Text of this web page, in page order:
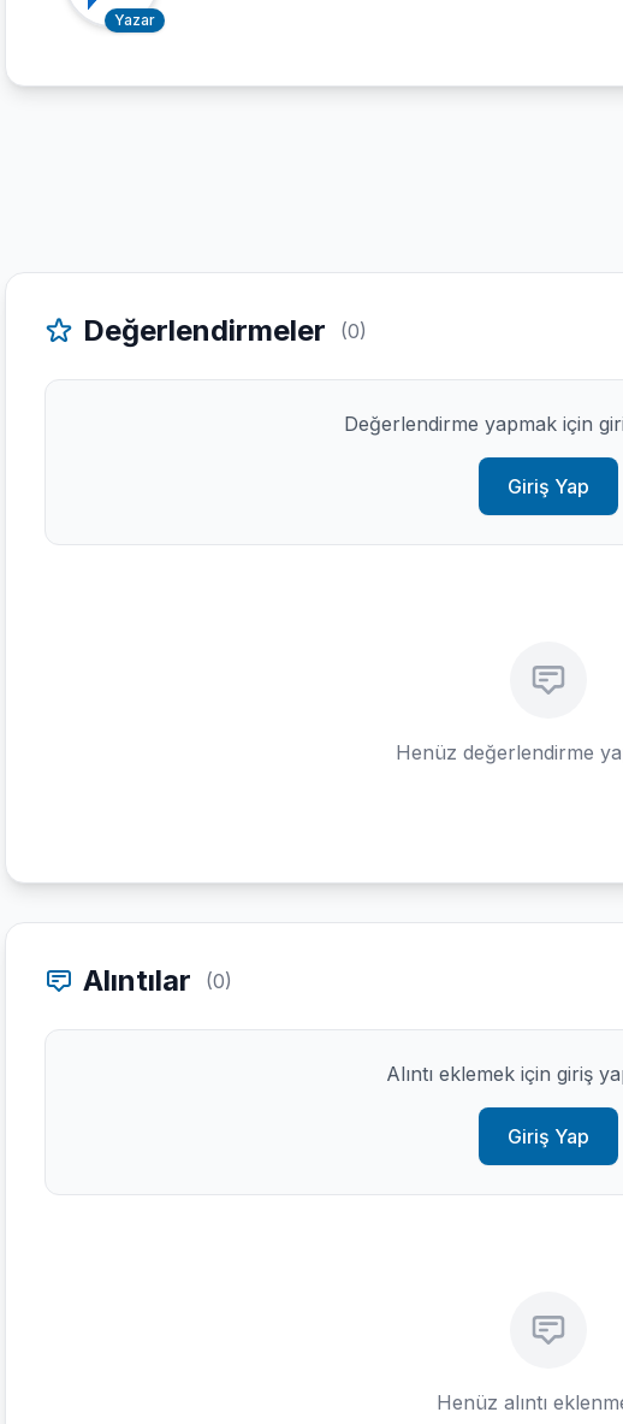
Yazar
Değerlendirmeler (0)
Değerlendirme yapmak için
Giriş Yap
Henüz değerlendirme
Alıntılar (0)
Alıntı eklemek için giriş
Giriş Yap
Henüz alıntı